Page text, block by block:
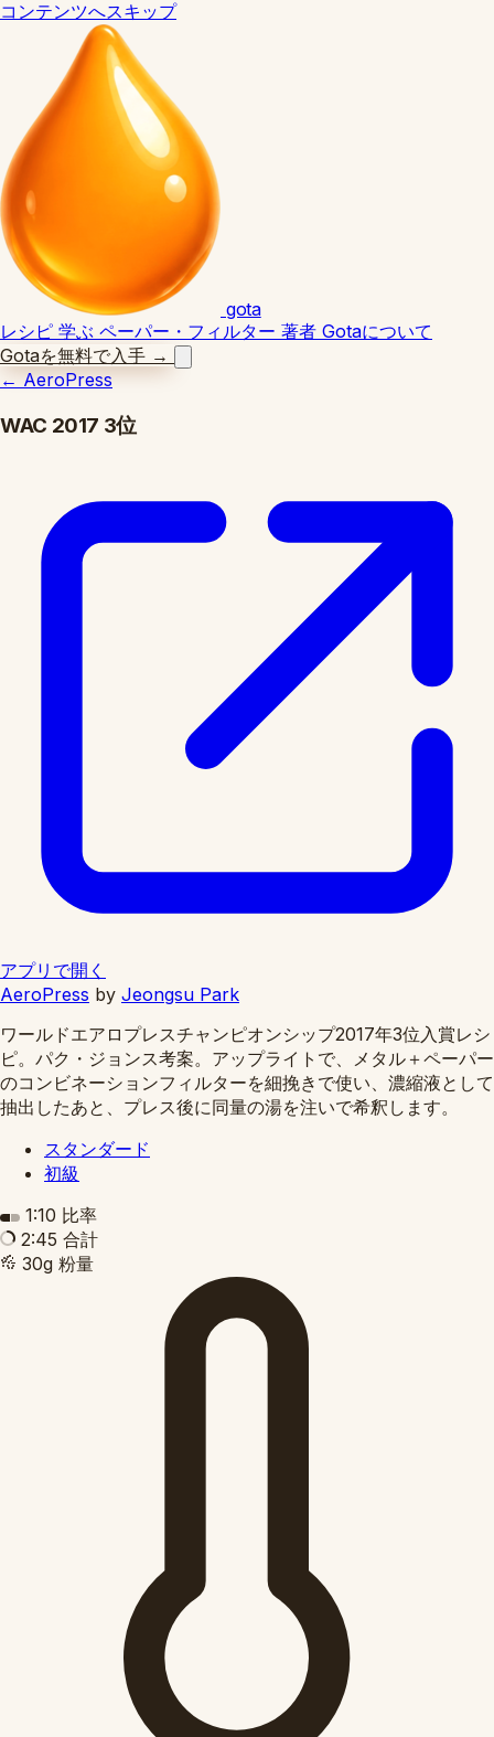
コンテンツへスキップ
gota
レシピ 学ぶ ペーパー・フィルター 著者 Gotaについて
Gotaを無料で入手 →
← AeroPress
WAC 2017 3位
アプリで開く
AeroPress by Jeongsu Park
ワールドエアロプレスチャンピオンシップ2017年3位入賞レシ
ピ。パク・ジョンス考案。アップライトで、メタル＋ペーパー
のコンビネーションフィルターを細挽きで使い、濃縮液として
抽出したあと、プレス後に同量の湯を注いで希釈します。
スタンダード
初級
1:10 比率
2:45 合計
30g 粉量